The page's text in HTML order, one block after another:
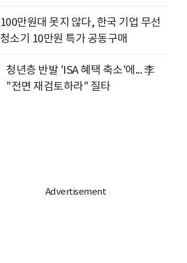
100만원대 못지 않다, 한국 기업 무선
청소기 10만원 특가 공동구매
청년층 반발 'ISA 혜택 축소'에... 李
"전면 재검토하라" 질타